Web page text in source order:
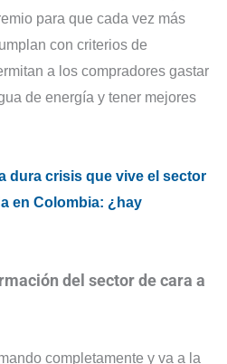
para que cada vez más
con criterios de
a los compradores gastar
de energía y tener mejores
dura crisis que vive el sector
en Colombia: ¿hay
del sector de cara a
completamente y va a la